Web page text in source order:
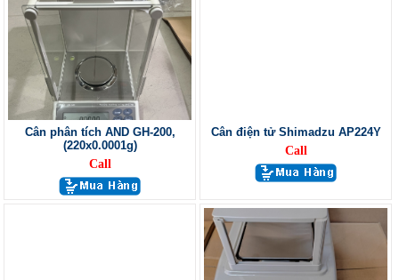
Cân phân tích AND GH-200,
(220x0.0001g)
Call
Cân điện tử Shimadzu AP224Y
Call